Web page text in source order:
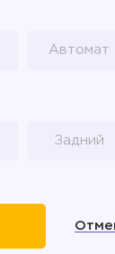
Автомат
Задний